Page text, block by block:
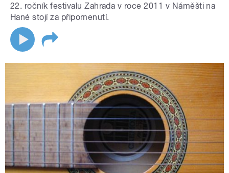
22. ročník festivalu Zahrada v roce 2011 v Náměšti na
Hané stojí za připomenutí.